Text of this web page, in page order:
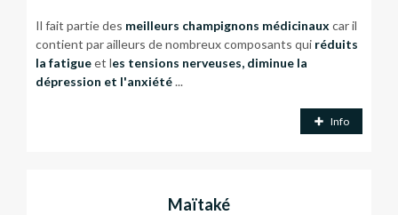
Il fait partie des meilleurs champignons médicinaux car il
contient par ailleurs de nombreux composants qui réduits
la fatigueet les tensions nerveuses, diminue la
dépression et l'anxiété...
Info
Maïtaké